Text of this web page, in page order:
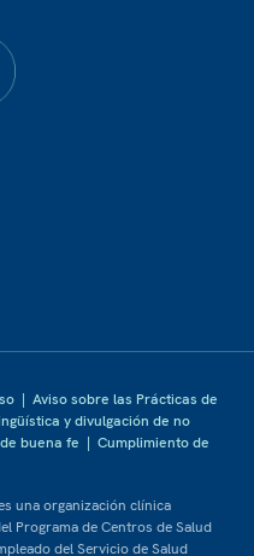
| Aviso sobre las Prácticas de
y divulgación de no
buena fe | Cumplimiento de
una organización clínica
Programa de Centros de Salud
del Servicio de Salud